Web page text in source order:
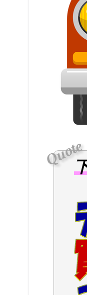
投稿日：
投稿者：